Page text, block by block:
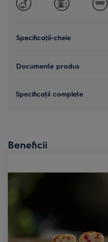
Specificaţii-cheie
Documente produs
Specificaţii complete
Beneficii